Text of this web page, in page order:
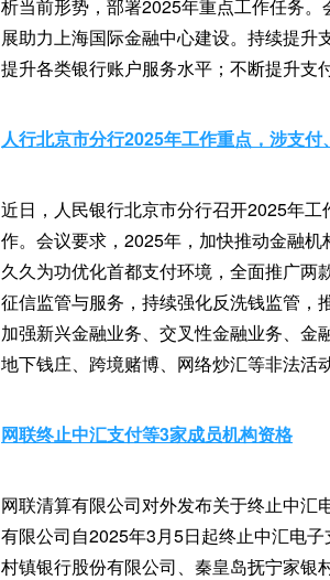
析当前形势，部署2025年重点工作任务
展助力上海国际金融中心建设。持续提升
提升各类银行账户服务水平；不断提升支
人行北京市分行2025年工作重点，涉支
近日，人民银行北京市分行召开2025年
作。会议要求，2025年，加快推动金融机
久久为功优化首都支付环境，全面推广
征信监管与服务，持续强化反洗钱监管，
加强新兴金融业务、交叉性金融业务、
地下钱庄、跨境赌博、网络炒汇等非法活动
网联终止中汇支付等3家成员机构资格
网联清算有限公司对外发布关于终止中
有限公司自2025年3月5日起终止中汇电
村镇银行股份有限公司、秦皇岛抚宁家银